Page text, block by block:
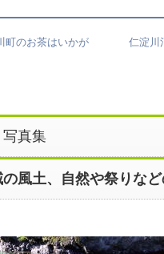
町のお茶はいかが 仁淀川
真集
風土、自然や祭りなど